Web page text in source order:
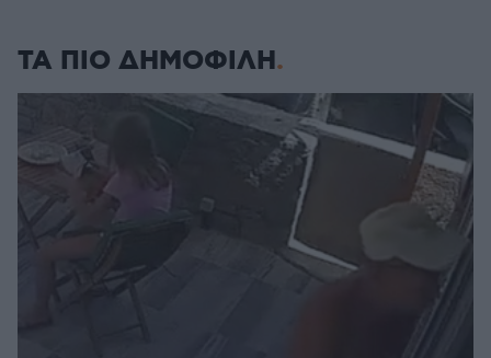
ΤΑ ΠΙΟ ΔΗΜΟΦΙΛΗ